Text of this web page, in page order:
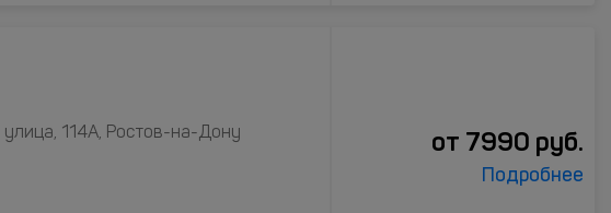
114А, Ростов-на-Дону от 7990 руб.
Подробнее